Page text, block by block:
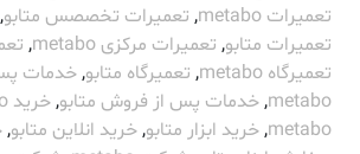
MVT
عدد
تعمیرات metabo
, تعمیرات تخصصس متابو,
تعمیرات متابو, تعمیرات مرکزی metabo ,
تعمیرگاه metabo
, تعمیرگاه متابو,خدمات
metabo
,خدمات پس از فروش متابو,خرید metabo
metabo
,خرید ابزار متابو,خرید انلاین متابو,